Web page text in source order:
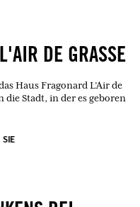
DE GRASSE
Haus Fragonard L’Air de
die Stadt, in der es geboren